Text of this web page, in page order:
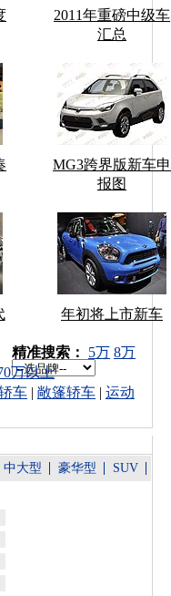
2011年重磅中级车
汇总
MG3跨界版新车申
报图
年初将上市新车
车型搜索：
精准搜索： 5万 8万
万以上
车 | 敞篷轿车 | 运动
中大型 豪华型 SUV